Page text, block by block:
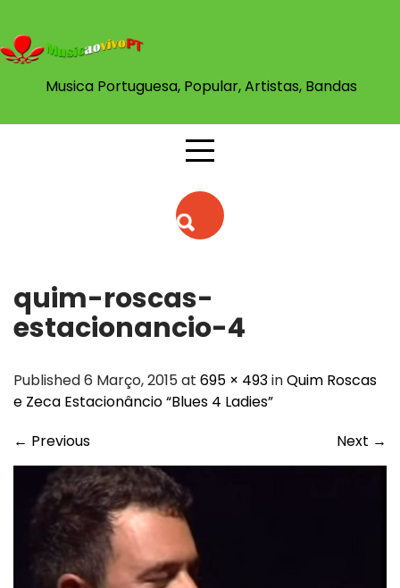
content
Musica Portuguesa, Popular, Artistas, Bandas
quim-roscas-
estacionancio-4
Published 6 Março, 2015 at 695 × 493inQuim Roscas
e Zeca Estacionâncio “Blues 4 Ladies”
← Previous Next →